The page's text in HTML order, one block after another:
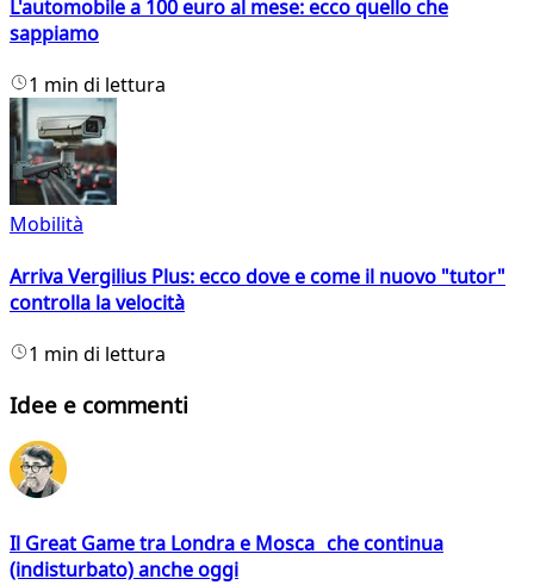
L'automobile a 100 euro al mese: ecco quello che
sappiamo
1 min di lettura
Mobilità
Arriva Vergilius Plus: ecco dove e come il nuovo "tutor"
controlla la velocità
1 min di lettura
Idee e commenti
Il Great Game tra Londra e Mosca che continua
(indisturbato) anche oggi